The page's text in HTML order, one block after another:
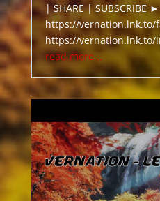
| SHARE | SUBSCRIBE ►
https://vernation.lnk.to/
https://
read more...